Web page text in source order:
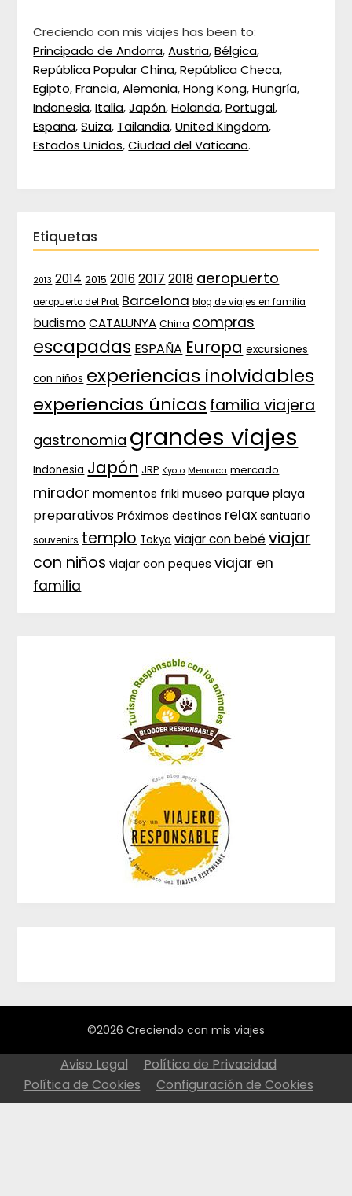
Creciendo con mis viajes has been to:
Principado de Andorra,Austria,Bélgica,
República Popular China,República Checa,
Egipto,Francia,Alemania,Hong Kong,Hungría,
Indonesia,Italia,Japón,Holanda,Portugal,
España,Suiza, Tailandia,United Kingdom,
Estados Unidos,Ciudad del Vaticano.
Etiquetas
2013 2014 2015 2016 2017 2018 aeropuerto
aeropuerto del Prat Barcelona blog de viajes en familia
budismo CATALUNYA China compras
escapadas ESPAÑA Europa excursiones
con niños experiencias inolvidables
experiencias únicas familia viajera
gastronomia grandes viajes
Indonesia Japón JRP Kyoto Menorca mercado
mirador momentos friki museo parque playa
preparativos Próximos destinos relax santuario
souvenirs templo Tokyo viajar con bebé viajar
con niños viajar con peques viajar en
familia
©2026 Creciendo con mis viajes
Aviso Legal
Política de Privacidad
Política de Cookies
Configuración de Cookies